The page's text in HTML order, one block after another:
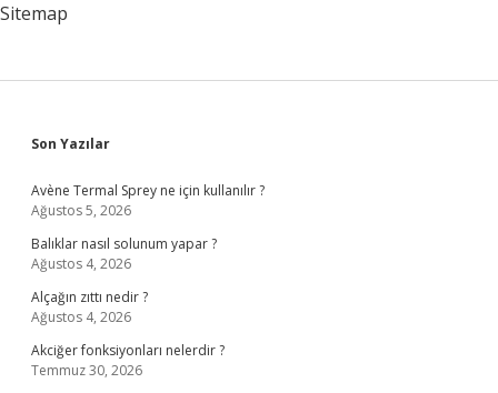
Sitemap
Sidebar
Son Yazılar
Avène Termal Sprey ne için kullanılır ?
Ağustos 5, 2026
Balıklar nasıl solunum yapar ?
Ağustos 4, 2026
Alçağın zıttı nedir ?
Ağustos 4, 2026
Akciğer fonksiyonları nelerdir ?
Temmuz 30, 2026